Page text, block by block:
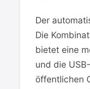
Der
Die
bietet eine
und die
öffentlichen